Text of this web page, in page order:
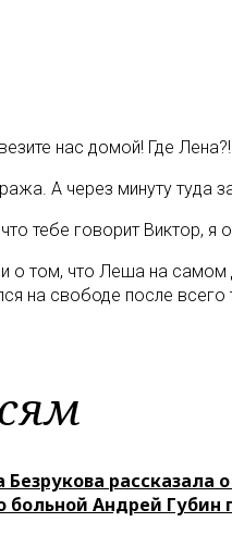
нас домой! Где Лена?!
А через минуту туда
тебе говорит Виктор, я
о том, что Леша на
на свободе после всего
Безрукова рассказала
больной Андрей Губин